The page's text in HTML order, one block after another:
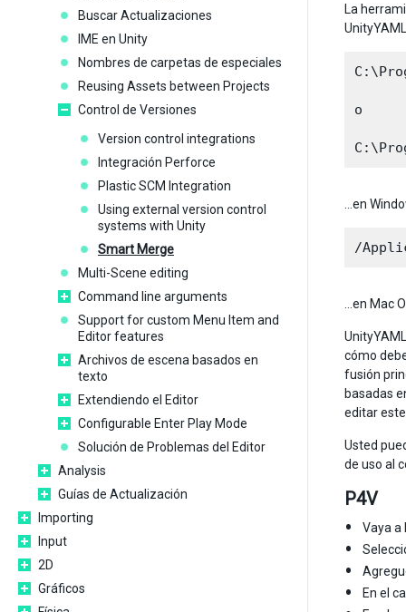
Buscar Actualizaciones
IME en Unity
Nombres de carpetas de especiales
Reusing Assets between Projects
Control de Versiones
Version control integrations
Integración Perforce
Plastic SCM Integration
Using external version control
systems with Unity
Smart Merge
Multi-Scene editing
Command line arguments
Support for custom Menu Item and
Editor features
Archivos de escena basados en
texto
Extendiendo el Editor
Configurable Enter Play Mode
Solución de Problemas del Editor
Analysis
Guías de Actualización
Importing
Input
2D
Gráficos
La
o
…en
…en Mac
cómo
fusión
basadas
editar
Usted
de uso al
P4V
Vaya a
En el